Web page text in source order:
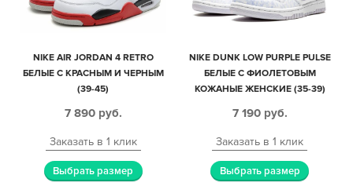
NIKE AIR JORDAN 4 RETRO
БЕЛЫЕ С КРАСНЫМ И ЧЕРНЫМ
(39-45)
7 890 руб.
Заказать в 1 клик
Выбрать размер
NIKE DUNK LOW PURPLE PULSE
БЕЛЫЕ С ФИОЛЕТОВЫМ
КОЖАНЫЕ ЖЕНСКИЕ (35-39)
7 190 руб.
Заказать в 1 клик
Выбрать размер